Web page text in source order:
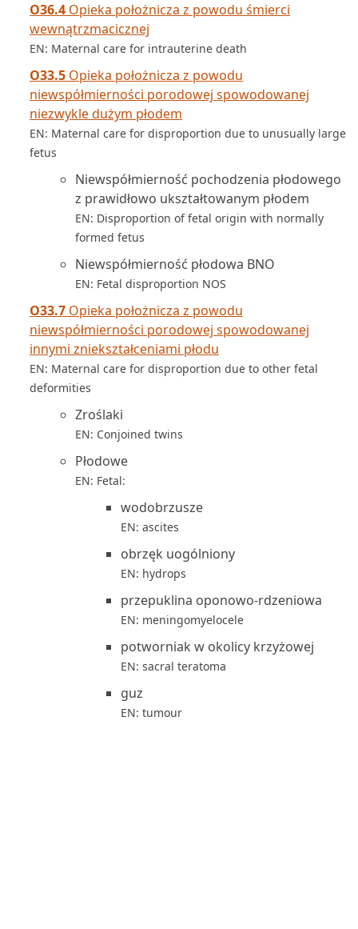
O36.4 Opieka położnicza z powodu śmierci
wewnątrzmacicznej
EN: Maternal care for intrauterine death
O33.5 Opieka położnicza z powodu
niewspółmierności porodowej spowodowanej
niezwykle dużym płodem
EN: Maternal care for disproportion due to unusually large
fetus
Niewspółmierność pochodzenia płodowego
z prawidłowo ukształtowanym płodem
EN: Disproportion of fetal origin with normally
formed fetus
Niewspółmierność płodowa BNO
EN: Fetal disproportion NOS
O33.7 Opieka położnicza z powodu
niewspółmierności porodowej spowodowanej
innymi zniekształceniami płodu
EN: Maternal care for disproportion due to other fetal
deformities
Zroślaki
EN: Conjoined twins
Płodowe
EN: Fetal:
wodobrzusze
EN: ascites
obrzęk uogólniony
EN: hydrops
przepuklina oponowo-rdzeniowa
EN: meningomyelocele
potworniak w okolicy krzyżowej
EN: sacral teratoma
guz
EN: tumour